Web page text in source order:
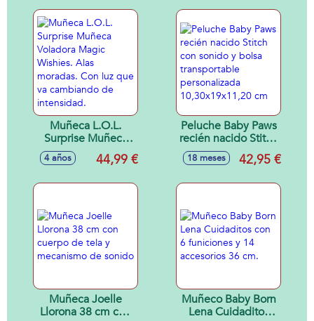
Muñeca L.O.L.
Surprise Muñeca
Voladora Magic
Wishies. Alas
4 años 44,99 €
Peluche Baby Paws
recién nacido Stitch
con sonido y bolsa
transportable
10,30x19x11,20 cm
18 meses 42,95 €
Muñeca Joelle
Llorona 38 cm con
Muñeco Baby Born
Lena Cuidaditos